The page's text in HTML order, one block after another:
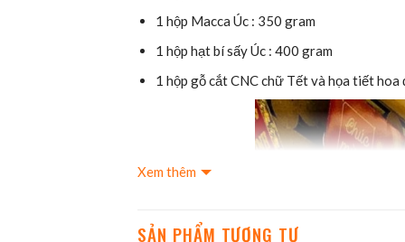
1 hộp Macca Úc : 350 gram
1 hộp hạt bí sấy Úc : 400 gram
1 hộp gỗ cắt CNC chữ Tết và họa tiết
Xem thêm
SẢN PHẨM TƯƠNG TỰ